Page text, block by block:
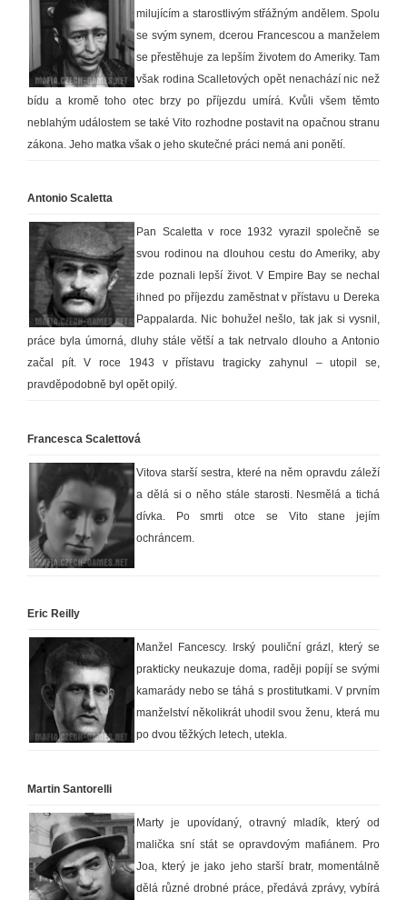
milujícím a starostlivým střážným andělem. Spolu
se svým synem, dcerou Francescou a manželem
se přestěhuje za lepším životem do Ameriky. Tam
však rodina Scalletových opět nenachází nic než
bídu a kromě toho otec brzy po příjezdu umírá. Kvůli všem těmto
neblahým událostem se také Vito rozhodne postavit na opačnou stranu
zákona. Jeho matka však o jeho skutečné práci nemá ani ponětí.
Antonio Scaletta
Pan Scaletta v roce 1932 vyrazil společně se
svou rodinou na dlouhou cestu do Ameriky, aby
zde poznali lepší život. V Empire Bay se nechal
ihned po příjezdu zaměstnat v přístavu u Dereka
Pappalarda. Nic bohužel nešlo, tak jak si vysnil,
práce byla úmorná, dluhy stále větší a tak netrvalo dlouho a Antonio
začal pít. V roce 1943 v přístavu tragicky zahynul – utopil se,
pravděpodobně byl opět opilý.
Francesca Scalettová
Vitova starší sestra, které na něm opravdu záleží
a dělá si o něho stále starosti. Nesmělá a tichá
dívka. Po smrti otce se Vito stane jejím
ochráncem.
Eric Reilly
Manžel Fancescy. Irský pouliční grázl, který se
prakticky neukazuje doma, raději popíjí se svými
kamarády nebo se táhá s prostitutkami. V prvním
manželství několikrát uhodil svou ženu, která mu
po dvou těžkých letech, utekla.
Martin Santorelli
Marty je upovídaný, otravný mladík, který od
malička sní stát se opravdovým mafiánem. Pro
Joa, který je jako jeho starší bratr, momentálně
dělá různé drobné práce, předává zprávy, vybírá